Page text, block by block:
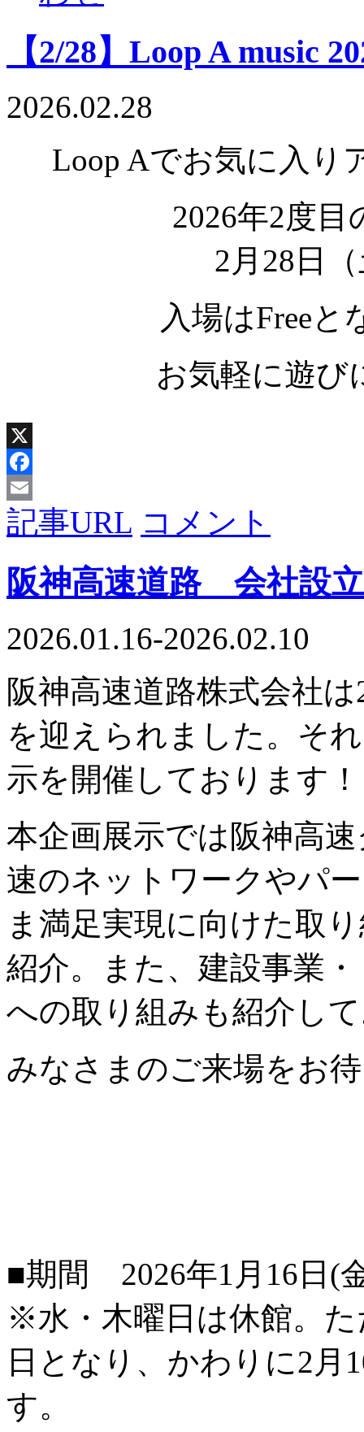
【2/28】Loop A music
2026.02.28
Loop Aでお気に入り
2026年2度目
2月28日
入場はFreeと
お気軽に遊び
X
Facebook
Email
記事URL コメント
阪神高速道路 会社設
2026.01.16-2026.02.10
阪神高速道路株式会社
を迎えられました。そ
示を開催しております！
本企画展示では阪神高
速のネットワークやパ
ま満足実現に向けた取
紹介。また、建設事業
への取り組みも紹介し
みなさまのご来場をお
■期間 2026年1月16日(
※水・木曜日は休館。
日となり、かわりに2月
す。